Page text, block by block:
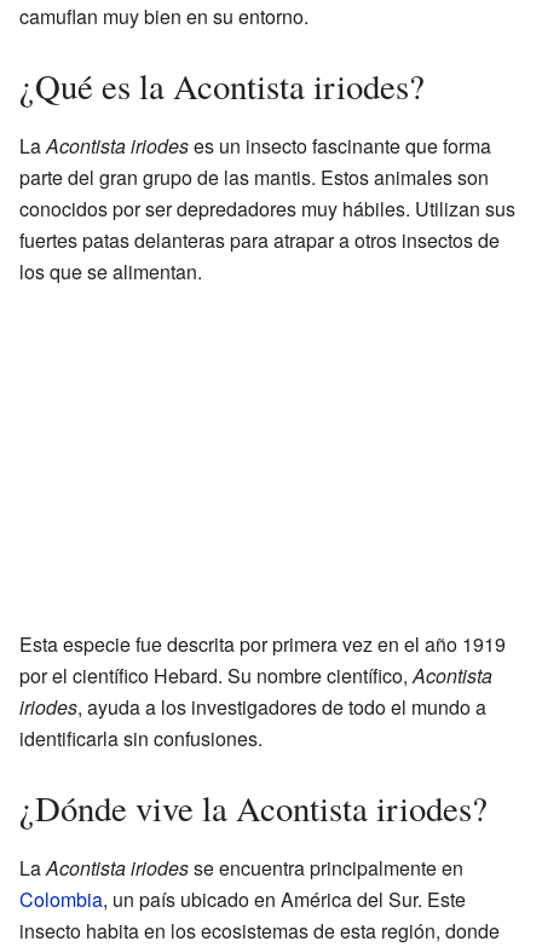
camuflan muy bien en su entorno.
¿Qué es la Acontista iriodes?
LaAcontista iriodeses un insecto fascinante que forma
parte del gran grupo de las mantis. Estos animales son
conocidos por ser depredadores muy hábiles. Utilizan sus
fuertes patas delanteras para atrapar a otros insectos de
los que se alimentan.
Esta especie fue descrita por primera vez en el año 1919
por el científico Hebard. Su nombre científico,Acontista
iriodes, ayuda a los investigadores de todo el mundo a
identificarla sin confusiones.
¿Dónde vive la Acontista iriodes?
LaAcontista iriodesse encuentra principalmente en
Colombia, un país ubicado en América del Sur. Este
insecto habita en los ecosistemas de esta región, donde